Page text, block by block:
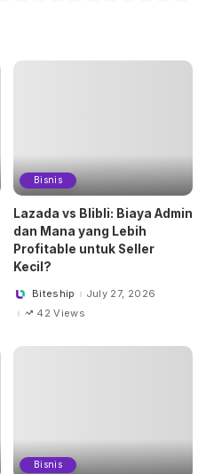
Bisnis
Lazada vs Blibli: Biaya Admin
dan Mana yang Lebih
Profitable untuk Seller
Kecil?
PostedBiteship
July 27, 2026
42 Views
Bisnis